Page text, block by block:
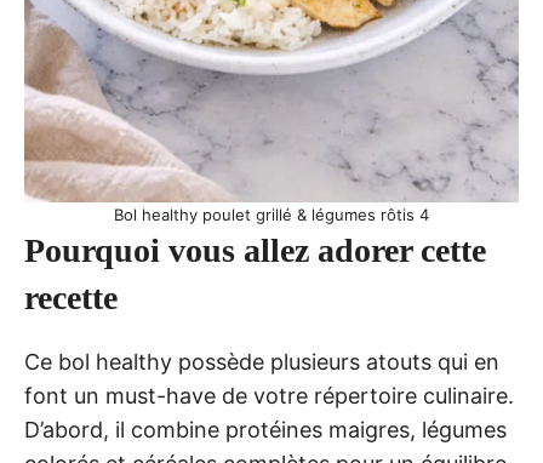
Bol healthy poulet grillé & légumes rôtis 4
Pourquoi vous allez adorer cette
recette
Ce bol healthy possède plusieurs atouts qui en
font un must-have de votre répertoire culinaire.
D’abord, il combine protéines maigres, légumes